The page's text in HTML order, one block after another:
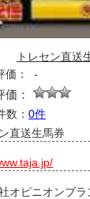
トレセン直送
価：
-
価：
数： 0件
直送生馬券
オピニオンブ